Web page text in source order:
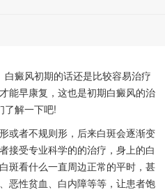
癜风初期的话还是比较容易治疗
能早康复，这也是初期白癜风的治
了解一下吧!
者不规则形，后来白斑会逐渐变
接受专业科学的的治疗，身上的白
斑看什么一直周边正常的平时，甚
恶性贫血、白内障等等，让患者饱